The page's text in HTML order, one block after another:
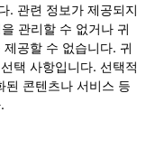
. 관련 정보가 제공되지
관리할 수 없거나 귀
공할 수 없습니다. 귀
택 사항입니다. 선택적
된 콘텐츠나 서비스 등